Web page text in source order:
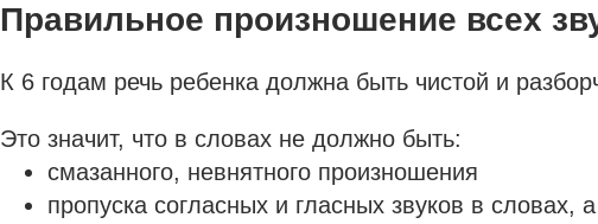
Правильное произношение всех
К 6 годам речь ребенка должна быть чистой и
Это значит, что в словах не должно быть:
смазанного, невнятного произношения
пропуска согласных и гласных звуков в словах,